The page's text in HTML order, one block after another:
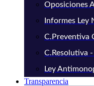
Oposiciones
Informes Ley
C.Preventiva
C.Resolutiva
Ley
Transparencia